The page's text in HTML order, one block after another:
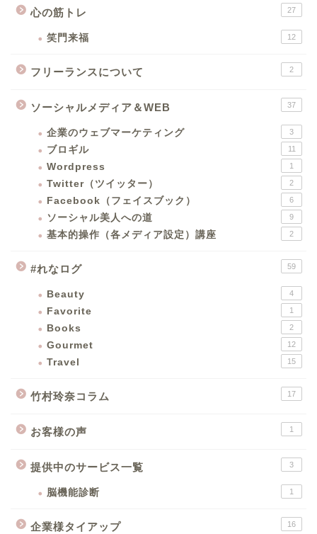
心の筋トレ 27
笑門来福 12
フリーランスについて 2
ソーシャルメディア＆WEB 37
企業のウェブマーケティング 3
ブロギル 11
Wordpress 1
Twitter（ツイッター） 2
Facebook（フェイスブック） 6
ソーシャル美人への道 9
基本的操作（各メディア設定）講座 2
#れなログ 59
Beauty 4
Favorite 1
Books 2
Gourmet 12
Travel 15
竹村玲奈コラム 17
お客様の声 1
提供中のサービス一覧 3
脳機能診断 1
企業様タイアップ 16